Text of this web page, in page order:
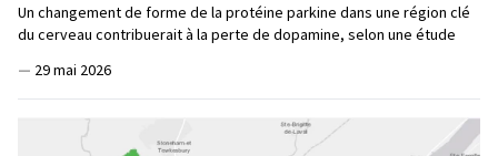
Un changement de forme de la protéine parkine dans une région clé
du cerveau contribuerait à la perte de dopamine, selon une étude
— 29 mai 2026